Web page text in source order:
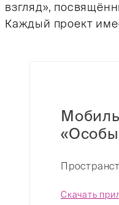
взгляд»,
Каждый проект
Скачать